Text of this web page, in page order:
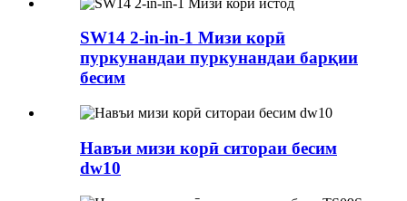
SW14 2-in-in-1 Мизи корӣ
пуркунандаи пуркунандаи барқии
бесим
Навъи мизи корӣ ситораи бесим
dw10